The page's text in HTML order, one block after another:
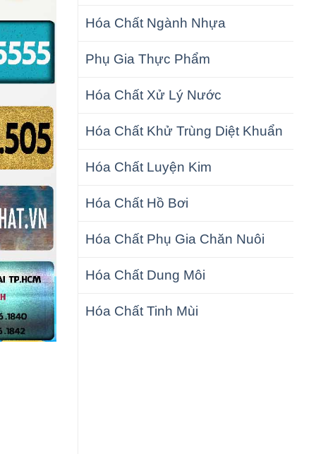
Hóa Chất Ngành Nhựa
Phụ Gia Thực Phẩm
Hóa Chất Xử Lý Nước
Hóa Chất Khử Trùng Diệt Khuẩn
Hóa Chất Luyện Kim
Hóa Chất Hồ Bơi
Hóa Chất Phụ Gia Chăn Nuôi
Hóa Chất Dung Môi
Hóa Chất Tinh Mùi